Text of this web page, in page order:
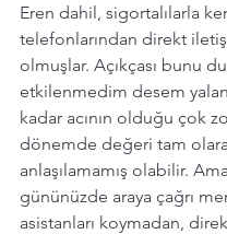
Eren dahil, sigortalılarla
telefonlarından direkt
olmuşlar. Açıkçası bunu
etkilenmedim desem
kadar acının olduğu çok
dönemde değeri tam
anlaşılamamış olabilir.
gününüzde araya çağrı
asistanları koymadan,